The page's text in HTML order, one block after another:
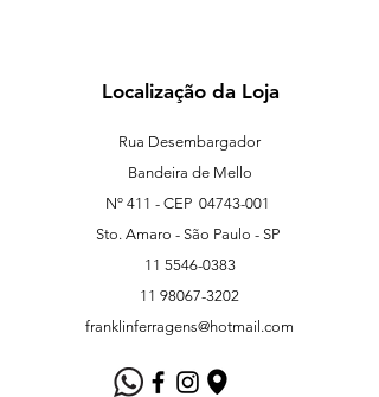
Localização da Loja
Rua Desembargador
Bandeira de Mello
Nº 411 - CEP 04743-001
Sto. Amaro - São Paulo - SP
11 5546-0383
11 98067-3202
franklinferragens@hotmail.com